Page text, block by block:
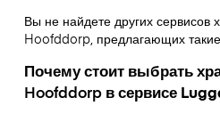
Вы не найдете других сервисов
Hoofddorp, предлагающих
Почему стоит выбрать
Hoofddorpв сервисе